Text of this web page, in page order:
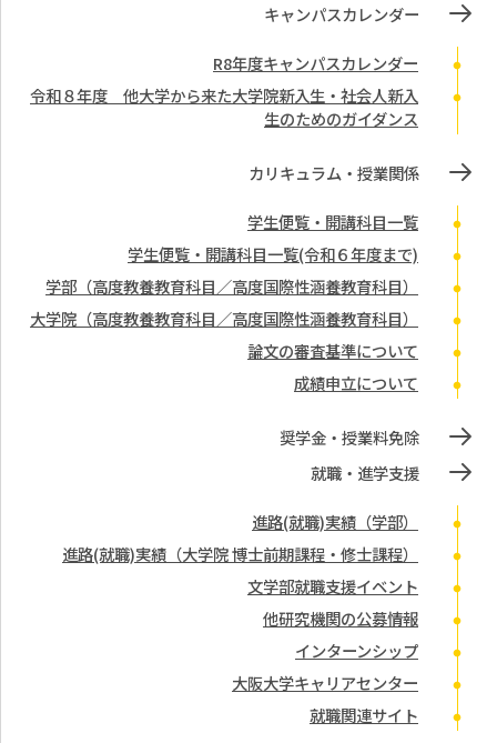
キャンパスカレンダー
R8年度キャンパスカレンダー
令和８年度 他大学から来た大学院新入生・社会人新入
生のためのガイダンス
カリキュラム・授業関係
学生便覧・開講科目一覧
学生便覧・開講科目一覧(令和６年度まで)
学部（高度教養教育科目／高度国際性涵養教育科目）
大学院（高度教養教育科目／高度国際性涵養教育科目）
論文の審査基準について
成績申立について
奨学金・授業料免除
就職・進学支援
進路(就職)実績（学部）
進路(就職)実績（大学院 博士前期課程・修士課程）
文学部就職支援イベント
他研究機関の公募情報
インターンシップ
大阪大学キャリアセンター
就職関連サイト